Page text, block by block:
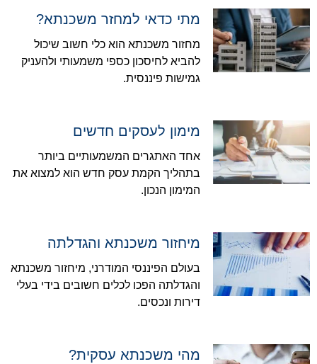
מתי כדאי למחזר משכנתא?
מחזור משכנתא הוא כלי חשוב שיכול
להביא לחיסכון כספי משמעותי ולהעניק
גמישות פיננסית.
מימון לעסקים חדשים
אחד האתגרים המשמעותיים ביותר
בתהליך הקמת עסק חדש הוא למצוא את
המימון הנכון.
מיחזור משכנתא והגדלתה
בעולם הפיננסי המודרני, מיחזור משכנתא
והגדלתה הפכו לכלים חשובים בידי בעלי
דירות ונכסים.
מהי משכנתא עסקית?